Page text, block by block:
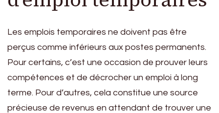
Les emplois temporaires ne doivent pas être
perçus comme inférieurs aux postes permanents.
Pour certains, c’est une occasion de prouver leurs
compétences et de décrocher un emploi à long
terme. Pour d’autres, cela constitue une source
précieuse de revenus en attendant de trouver une